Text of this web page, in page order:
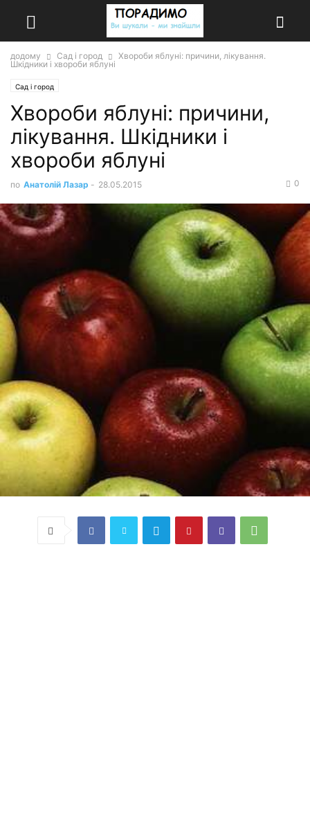
додому Сад і город
Хвороби яблуні: причини, лікування.
Шкідники і хвороби яблуні
Сад і город
Хвороби яблуні: причини,
лікування. Шкідники і
хвороби яблуні
по Анатолій Лазар - 28.05.2015 0